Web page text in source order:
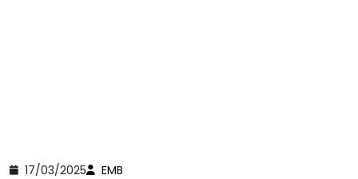
17/03/2025 EMB